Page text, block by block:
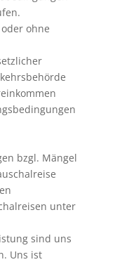
ohne
bzgl. Mängel
unter
sind uns
Uns ist